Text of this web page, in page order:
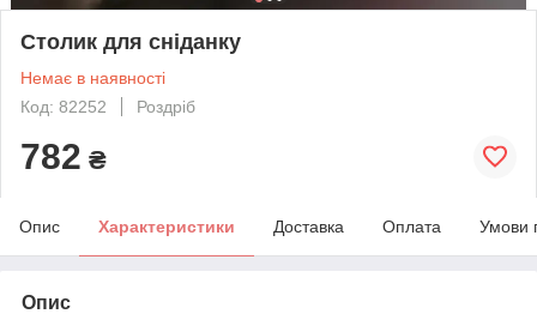
Столик для сніданку
Немає в наявності
Код: 82252
Роздріб
782 ₴
Опис Характеристики Доставка Оплата Умови
Опис